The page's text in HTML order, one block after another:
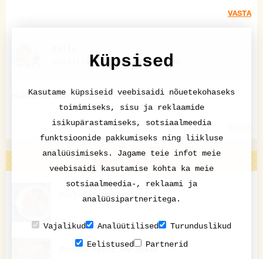
VASTA
postitatud 03.10.2016 10:48
Mulle ka see pajaroog väga meeldib!
VAATA VEEL
Kartulipannkoogid
Punase veini marinaad
Küpsised
Kasutame küpsiseid veebisaidi nõuetekohaseks
toimimiseks, sisu ja reklaamide
isikupärastamiseks, sotsiaalmeedia
funktsioonide pakkumiseks ning liikluse
analüüsimiseks. Jagame teie infot meie
veebisaidi kasutamise kohta ka meie
sotsiaalmeedia-, reklaami ja
analüüsipartneritega.
Vajalikud Analüütilised
Turunduslikud
Eelistused
Partnerid